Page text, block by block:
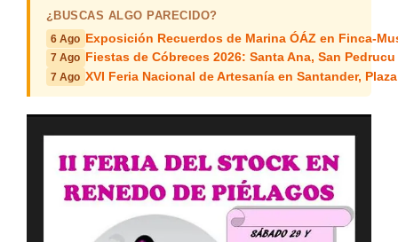
¿BUSCAS ALGO PARECIDO?
6 Ago Exposición Recuerdos de Marina ÓÁZ en Finca-
7 Ago Fiestas de Cóbreces 2026: Santa Ana, San
7 Ago XVI Feria Nacional de Artesanía en Santander,